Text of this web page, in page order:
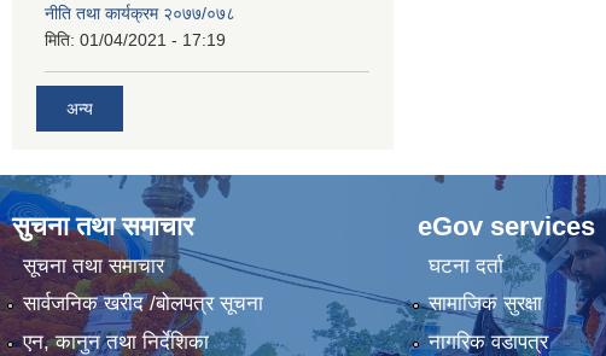
नीति तथा कार्यक्रम २०७७/०७८
मिति: 01/04/2021 - 17:19
अन्य
सुचना तथा समाचार
सूचना तथा समाचार
सार्वजनिक खरीद /बोलपत्र सूचना
एन, कानुन तथा निर्देशिका
eGov services
घटना दर्ता
सामाजिक सुरक्षा
नागरिक वडापत्र